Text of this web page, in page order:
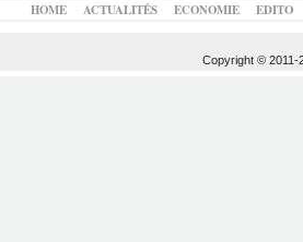
HOME ACTUALITÉS ECONOMIE EDITO
Copyright © 2011-